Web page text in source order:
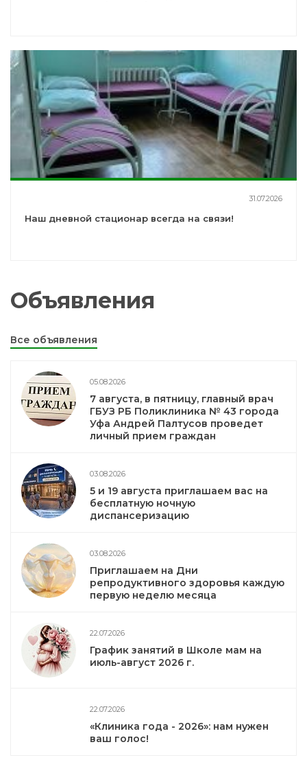
31.07.2026
Наш дневной стационар всегда на связи!
Объявления
Все объявления
05.08.2026
7 августа, в пятницу, главный врач
ГБУЗ РБ Поликлиника № 43 города
Уфа Андрей Палтусов проведет
личный прием граждан
03.08.2026
5 и 19 августа приглашаем вас на
бесплатную ночную
диспансеризацию
03.08.2026
Приглашаем на Дни
репродуктивного здоровья каждую
первую неделю месяца
22.07.2026
График занятий в Школе мам на
июль-август 2026 г.
22.07.2026
«Клиника года - 2026»: нам нужен
ваш голос!